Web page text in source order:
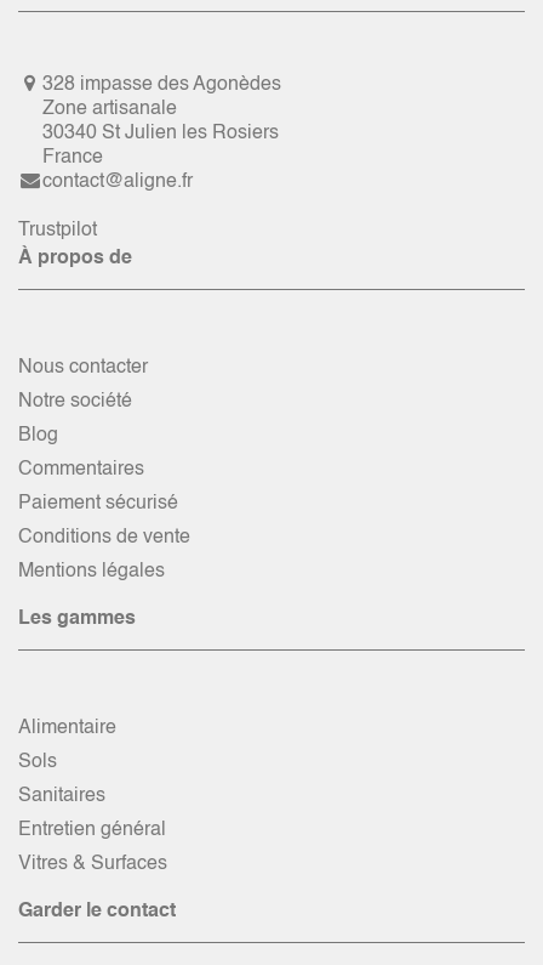
328 impasse des Agonèdes
Zone artisanale
30340 St Julien les Rosiers
France
contact@aligne.fr
Trustpilot
À propos de
Nous contacter
Notre société
Blog
Commentaires
Paiement sécurisé
Conditions de vente
Mentions légales
Les gammes
Alimentaire
Sols
Sanitaires
Entretien général
Vitres & Surfaces
Garder le contact